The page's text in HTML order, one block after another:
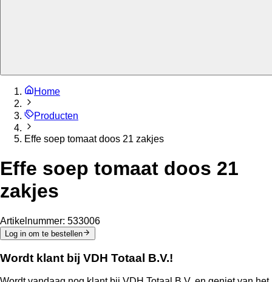
Home
Producten
Effe soep tomaat doos 21 zakjes
Effe soep tomaat doos 21
zakjes
Artikelnummer: 533006
Log in om te bestellen
Wordt klant bij VDH Totaal B.V.!